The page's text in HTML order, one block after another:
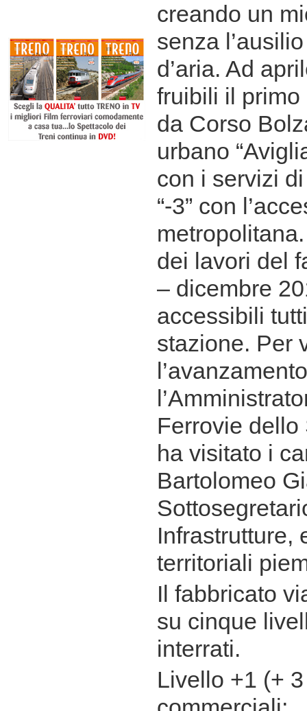
creando un
senza
d’aria. Ad
fruibili il
da Corso
urbano
con i servizi
“-3” con
dei lavori del
– dicembre
accessibili
stazione. Per
Ferrovie dello
ha visitato i
Bartolomeo
Infrastrutture,
territoriali
Il fabbricato
su cinque
interrati.
Livello +1 (+